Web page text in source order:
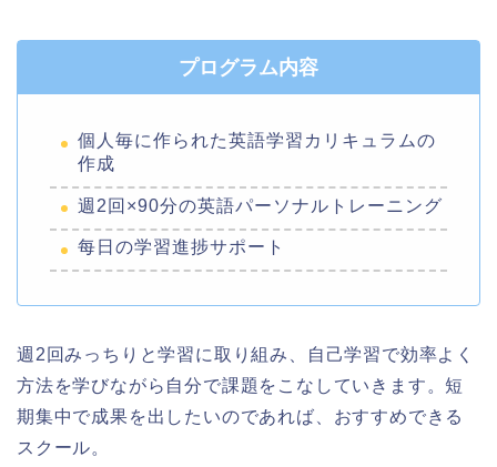
プログラム内容
個人毎に作られた英語学習カリキュラムの
作成
週2回×90分の英語パーソナルトレーニング
每日の学習進捗サポート
週2回みっちりと学習に取り組み、自己学習で効率よく
方法を学びながら自分で課題をこなしていきます。短
期集中で成果を出したいのであれば、おすすめできる
スクール。